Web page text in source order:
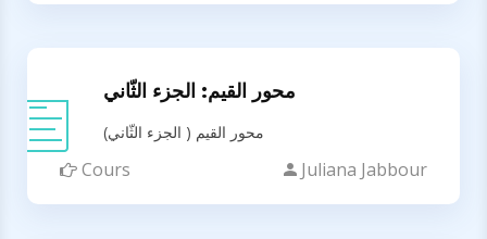
محور القيم: الجزء الثّاني
محور القيم ( الجزء الثّاني)
Cours Juliana Jabbour